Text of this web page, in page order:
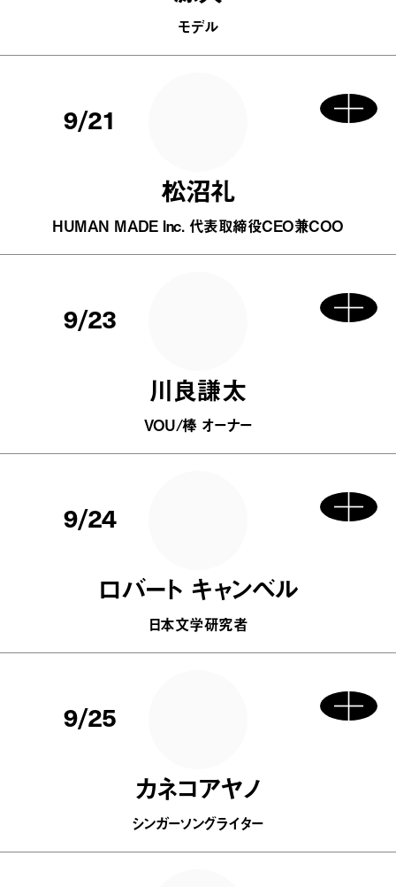
モデル
9/21
松沼礼
HUMAN MADE Inc. 代表取締役CEO兼COO
9/23
川良謙太
VOU/棒 オーナー
9/24
ロバート キャンベル
日本文学研究者
9/25
カネコアヤノ
シンガーソングライター